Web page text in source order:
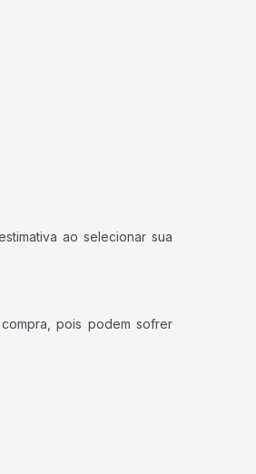
ao selecionar sua
pois podem sofrer